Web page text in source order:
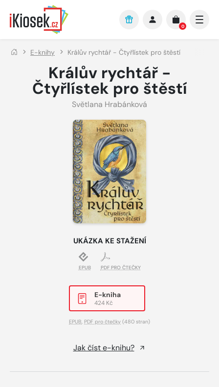
Přejít na hlavní obsah
0
E-knihy Králův rychtář - Čtyřlístek pro štěstí
Králův rychtář -
Čtyřlístek pro štěstí
Světlana Hrabánková
UKÁZKA KE STAŽENÍ
EPUB PDF PRO ČTEČKY
E-kniha
424 Kč
EPUB, PDF pro čtečky (480 stran)
Jak číst e-knihu?